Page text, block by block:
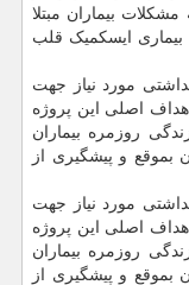
بیماران مبتلا
بیماری ایسکمیک قلب
مورد نیاز جهت
اصلی این پروژه
روزمره بیماران
بموقع و پیشگیری از
مورد نیاز جهت
اصلی این پروژه
روزمره بیماران
بموقع و پیشگیری از